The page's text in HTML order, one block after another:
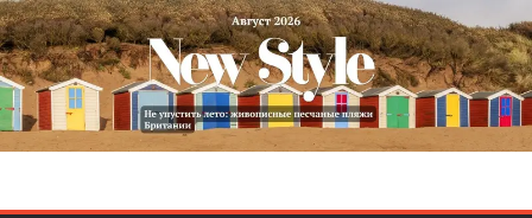
Skip
to
content